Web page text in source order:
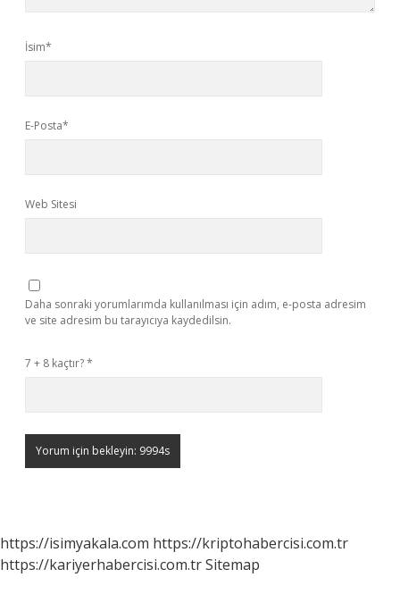
İsim*
E-Posta*
Web Sitesi
Daha sonraki yorumlarımda kullanılması için adım, e-posta adresim
ve site adresim bu tarayıcıya kaydedilsin.
7 + 8 kaçtır?*
https://isimyakala.com https://kriptohabercisi.com.tr
https://kariyerhabercisi.com.trSitemap